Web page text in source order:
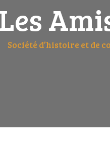
Les
Société d’histoire et de